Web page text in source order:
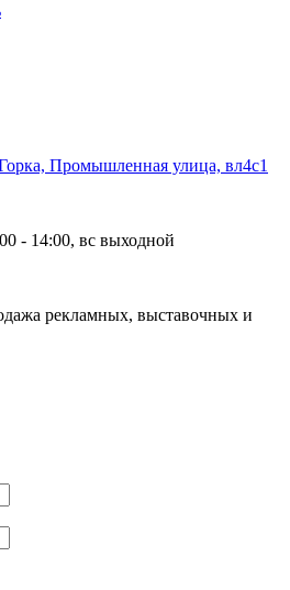
Промышленная улица, вл4с1
- 14:00, вс выходной
рекламных, выставочных и